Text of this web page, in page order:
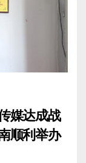
媒达成战
顺利举办